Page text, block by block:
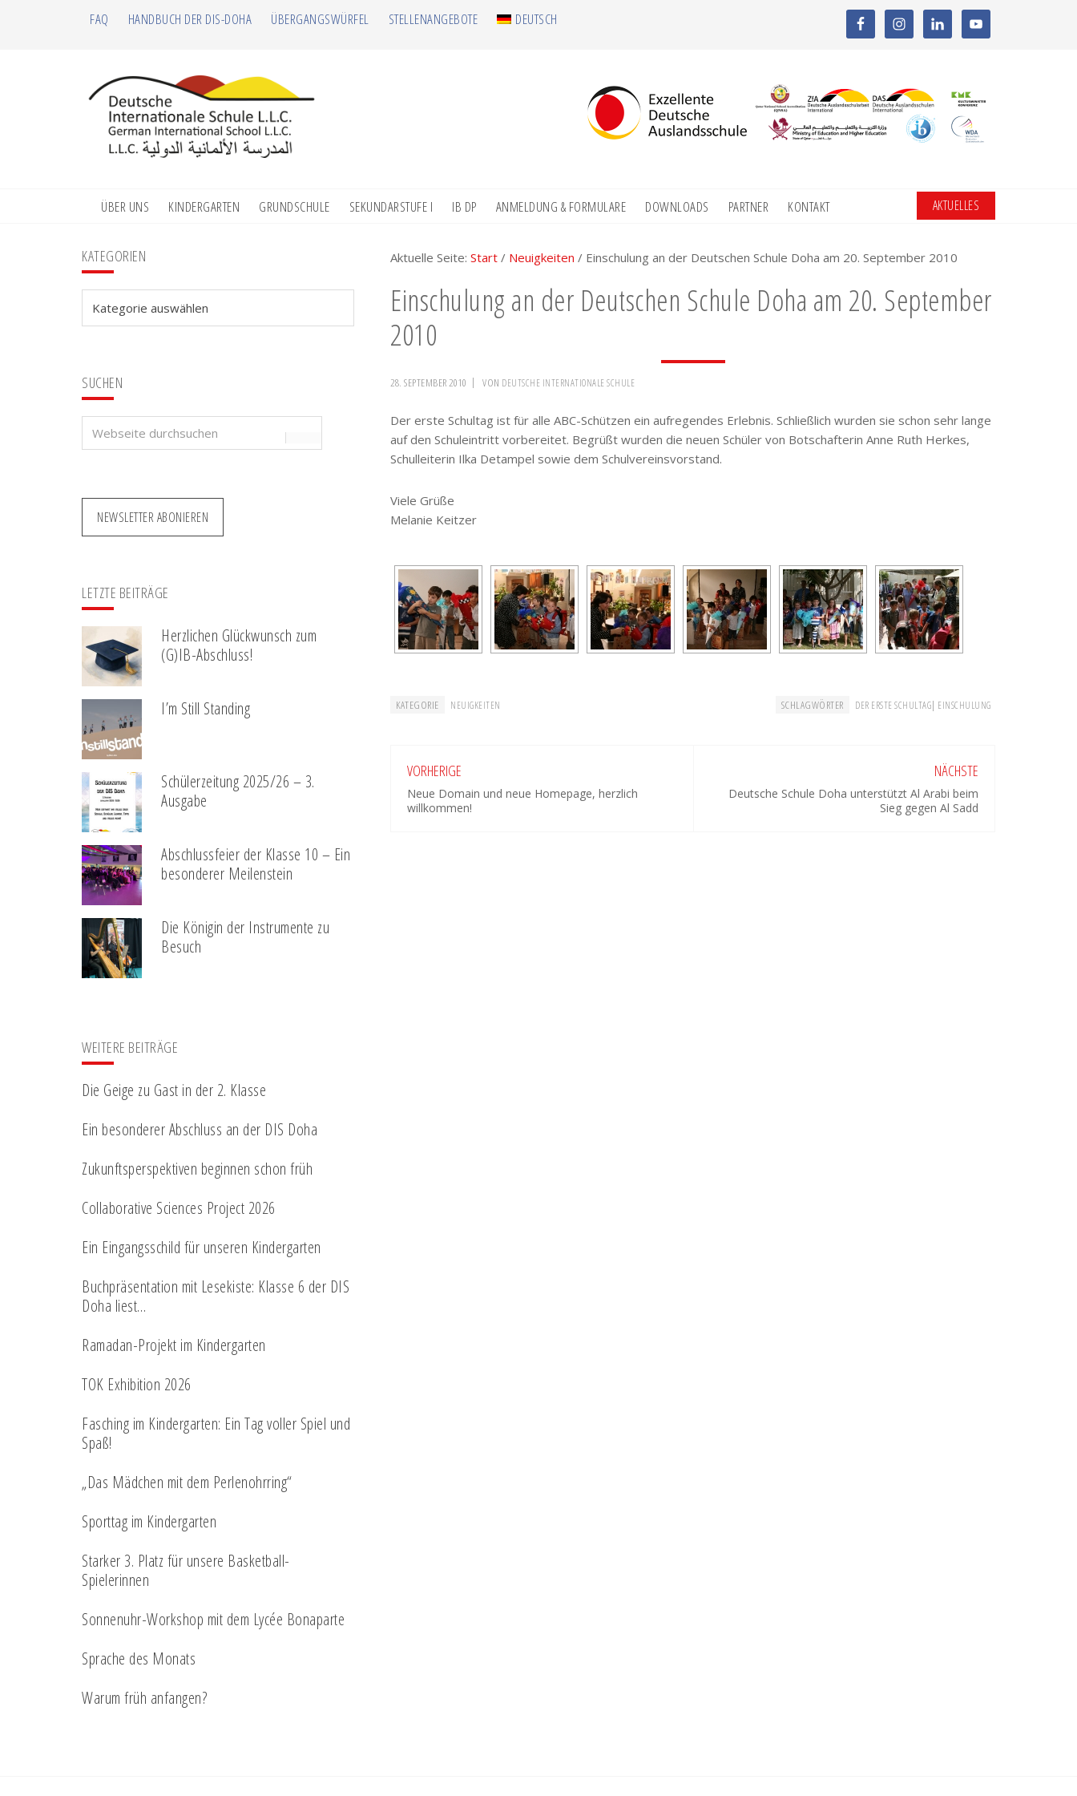
FAQ HANDBUCH DER DIS-DOHA ÜBERGANGSWÜRFEL STELLENANGEBOTE DEUTSCH
ÜBER UNS KINDERGARTEN GRUNDSCHULE SEKUNDARSTUFE I IB DP ANMELDUNG & FORMULARE DOWNLOADS PARTNER KONTAKT AKTUELLES
Aktuelle Seite: Start / Neuigkeiten / Einschulung an der Deutschen Schule Doha am 20. September 2010
Einschulung an der Deutschen Schule Doha am 20. September
2010
28. SEPTEMBER 2010 VON DEUTSCHE INTERNATIONALE SCHULE
Der erste Schultag ist für alle ABC-Schützen ein aufregendes Erlebnis. Schließlich wurden sie schon sehr lange
auf den Schuleintritt vorbereitet. Begrüßt wurden die neuen Schüler von Botschafterin Anne Ruth Herkes,
Schulleiterin Ilka Detampel sowie dem Schulvereinsvorstand.
Viele Grüße
Melanie Keitzer
KATEGORIE NEUIGKEITEN SCHLAGWÖRTER DER ERSTE SCHULTAG| EINSCHULUNG
VORHERIGE
Neue Domain und neue Homepage, herzlich
willkommen!
NÄCHSTE
Deutsche Schule Doha unterstützt Al Arabi beim
Sieg gegen Al Sadd
Seitenspalte
KATEGORIEN
SUCHEN
Webseite
NEWSLETTER ABONIEREN
LETZTE BEITRÄGE
Herzlichen Glückwunsch zum
(G)IB-Abschluss!
I’m Still Standing
Schülerzeitung 2025/26 – 3.
Ausgabe
Abschlussfeier der Klasse 10 – Ein
besonderer Meilenstein
Die Königin der Instrumente zu
Besuch
WEITERE BEITRÄGE
Die Geige zu Gast in der 2. Klasse
Ein besonderer Abschluss an der DIS Doha
Zukunftsperspektiven beginnen schon früh
Collaborative Sciences Project 2026
Ein Eingangsschild für unseren Kindergarten
Buchpräsentation mit Lesekiste: Klasse 6 der DIS
Doha liest…
Ramadan-Projekt im Kindergarten
TOK Exhibition 2026
Fasching im Kindergarten: Ein Tag voller Spiel und
Spaß!
„Das Mädchen mit dem Perlenohrring“
Sporttag im Kindergarten
Starker 3. Platz für unsere Basketball-
Spielerinnen
Sonnenuhr-Workshop mit dem Lycée Bonaparte
Sprache des Monats
Warum früh anfangen?